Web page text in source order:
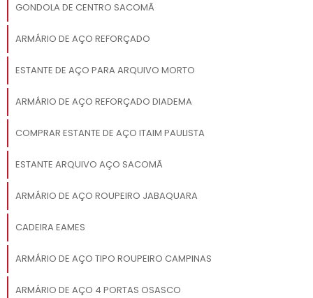
GONDOLA DE CENTRO SACOMÃ
ARMÁRIO DE AÇO REFORÇADO
ESTANTE DE AÇO PARA ARQUIVO MORTO
ARMÁRIO DE AÇO REFORÇADO DIADEMA
COMPRAR ESTANTE DE AÇO ITAIM PAULISTA
ESTANTE ARQUIVO AÇO SACOMÃ
ARMÁRIO DE AÇO ROUPEIRO JABAQUARA
CADEIRA EAMES
ARMÁRIO DE AÇO TIPO ROUPEIRO CAMPINAS
ARMÁRIO DE AÇO 4 PORTAS OSASCO